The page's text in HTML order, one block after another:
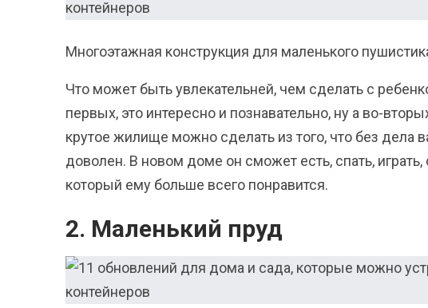
Многоэтажная конструкция для маленького
Что может быть увлекательней, чем сделать с
первых, это интересно и познавательно, ну а во-
крутое жилище можно сделать из того, что без дела
доволен. В новом доме он сможет есть, спать,
который ему больше всего понравится.
2. Маленький пруд